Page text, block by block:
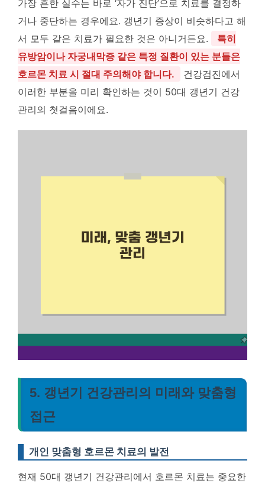
가장 흔한 실수는 바로 ‘자가 진단’으로 치료를 결정하
거나 중단하는 경우에요. 갱년기 증상이 비슷하다고 해
서 모두 같은 치료가 필요한 것은 아니거든요.
특히
유방암이나 자궁내막증 같은 특정 질환이 있는 분들은
호르몬 치료 시 절대 주의해야 합니다.
건강검진에서
이러한 부분을 미리 확인하는 것이 50대 갱년기 건강
관리의 첫걸음이에요.
5. 갱년기 건강관리의 미래와 맞춤형
접근
개인 맞춤형 호르몬 치료의 발전
현재 50대 갱년기 건강관리에서 호르몬 치료는 중요한